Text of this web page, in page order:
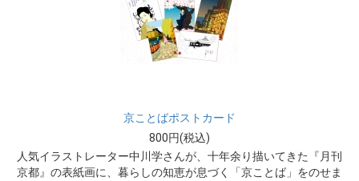
京ことばポストカード
800円(税込)
人気イラストレーター中川学さんが、十年余り描いてきた『月刊
京都』の表紙画に、暮らしの知恵が息づく「京ことば」をのせま